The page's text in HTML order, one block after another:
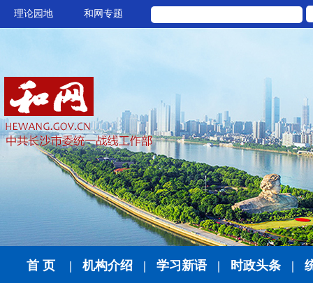
理论园地 和网专题
首 页 | 机构介绍 | 学习新语 | 时政头条 |